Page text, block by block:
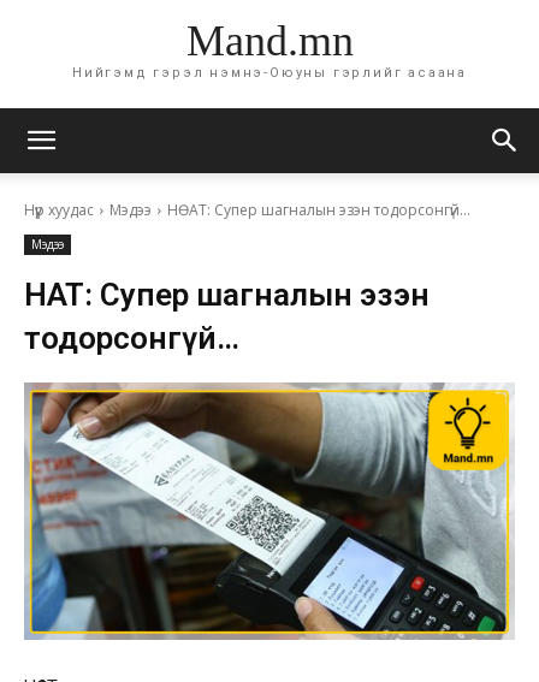
Mand.mn
Нийгэмд гэрэл нэмнэ-Оюуны гэрлийг асаана
Нүүр хуудас Мэдээ НӨАТ: Супер шагналын эзэн тодорсонгүй...
Мэдээ
НӨАТ: Супер шагналын эзэн
тодорсонгүй…